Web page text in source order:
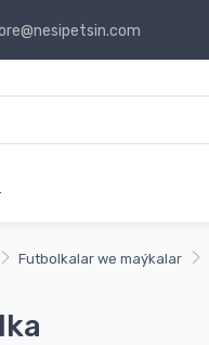
Futbolkalar we maýkalar